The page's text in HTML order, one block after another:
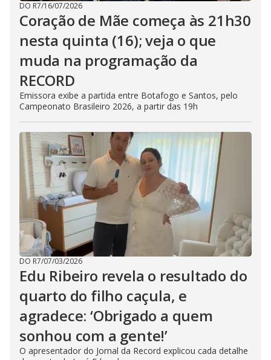
DO R7/16/07/2026
Coração de Mãe começa às 21h30
nesta quinta (16); veja o que
muda na programação da
RECORD
Emissora exibe a partida entre Botafogo e Santos, pelo
Campeonato Brasileiro 2026, a partir das 19h
DO R7/07/03/2026
Edu Ribeiro revela o resultado do
quarto do filho caçula, e
agradece: ‘Obrigado a quem
sonhou com a gente!’
O apresentador do Jornal da Record explicou cada detalhe